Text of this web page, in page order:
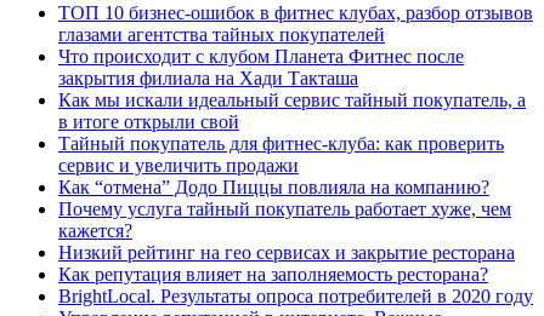
ТОП 10 бизнес-ошибок в фитнес клубах, разбор отзывов
глазами агентства тайных покупателей
Что происходит с клубом Планета Фитнес после
закрытия филиала на Хади Такташа
Как мы искали идеальный сервис тайный покупатель, а
в итоге открыли свой
Тайный покупатель для фитнес-клуба: как проверить
сервис и увеличить продажи
Как “отмена” Додо Пиццы повлияла на компанию?
Почему услуга тайный покупатель работает хуже, чем
кажется?
Низкий рейтинг на гео сервисах и закрытие ресторана
Как репутация влияет на заполняемость ресторана?
BrightLocal. Результаты опроса потребителей в 2020 году